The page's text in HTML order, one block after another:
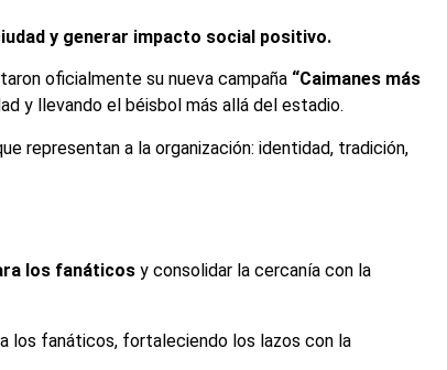
y generar impacto social positivo.
oficialmente su nueva campaña “Caimanes más
y llevando el béisbol más allá del estadio.
representan a la organización: identidad, tradición,
los fanáticos y consolidar la cercanía con la
los fanáticos, fortaleciendo los lazos con la